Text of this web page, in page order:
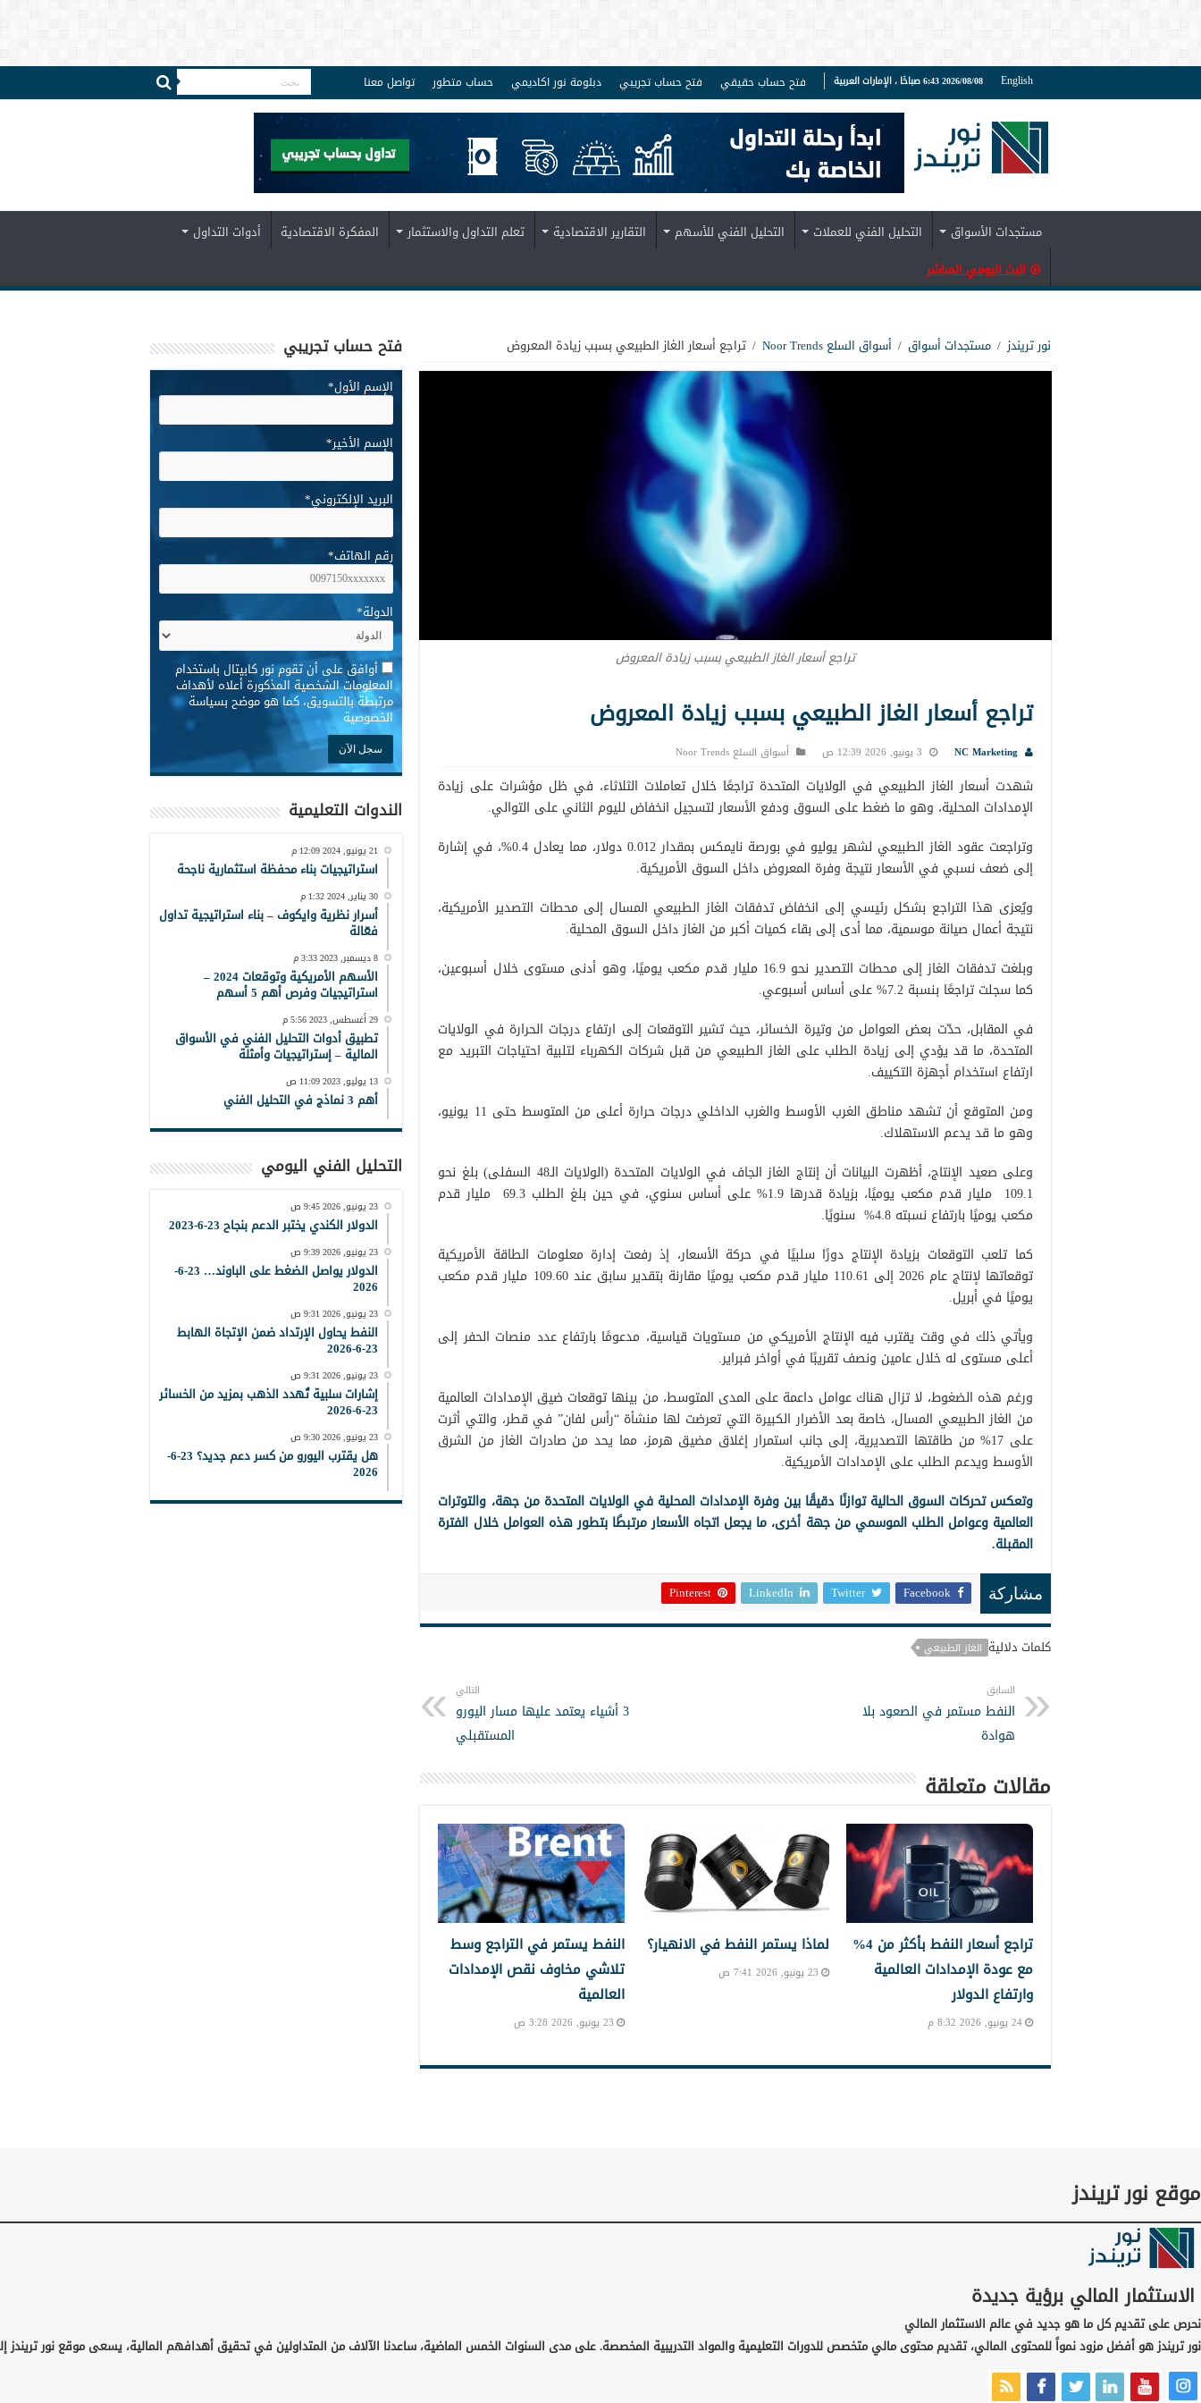
English 2026/08/08 6:43 صباحًا ، الإمارات العربية فتح حساب حقيقي فتح حساب تجريبي دبلومة نور اكاديمي حساب متطور تواصل معنا
مستجدات الأسواق التحليل الفني للعملات التحليل الفني للأسهم التقارير الاقتصادية تعلم التداول والاستثمار المفكرة الاقتصادية
أدوات التداول
البث اليومي المباشر
نور تريندز / مستجدات أسواق / أسواق السلع Noor Trends / تراجع أسعار الغاز الطبيعي بسبب زيادة المعروض
تراجع أسعار الغاز الطبيعي بسبب زيادة المعروض
تراجع أسعار الغاز الطبيعي بسبب زيادة المعروض
NC Marketing 3 يونيو, 2026 12:39 ص أسواق السلع Noor Trends
شهدت أسعار الغاز الطبيعي في الولايات المتحدة تراجعًا خلال تعاملات الثلاثاء، في ظل مؤشرات على زيادة
الإمدادات المحلية، وهو ما ضغط على السوق ودفع الأسعار لتسجيل انخفاض لليوم الثاني على التوالي.
وتراجعت عقود الغاز الطبيعي لشهر يوليو في بورصة نايمكس بمقدار 0.012 دولار، مما يعادل 0.4%، في إشارة
إلى ضعف نسبي في الأسعار نتيجة وفرة المعروض داخل السوق الأمريكية.
ويُعزى هذا التراجع بشكل رئيسي إلى انخفاض تدفقات الغاز الطبيعي المسال إلى محطات التصدير الأمريكية،
نتيجة أعمال صيانة موسمية، مما أدى إلى بقاء كميات أكبر من الغاز داخل السوق المحلية.
وبلغت تدفقات الغاز إلى محطات التصدير نحو 16.9 مليار قدم مكعب يوميًا، وهو أدنى مستوى خلال أسبوعين،
كما سجلت تراجعًا بنسبة 7.2% على أساس أسبوعي.
في المقابل، حدّت بعض العوامل من وتيرة الخسائر، حيث تشير التوقعات إلى ارتفاع درجات الحرارة في الولايات
المتحدة، ما قد يؤدي إلى زيادة الطلب على الغاز الطبيعي من قبل شركات الكهرباء لتلبية احتياجات التبريد مع
ارتفاع استخدام أجهزة التكييف.
ومن المتوقع أن تشهد مناطق الغرب الأوسط والغرب الداخلي درجات حرارة أعلى من المتوسط حتى 11 يونيو،
وهو ما قد يدعم الاستهلاك.
وعلى صعيد الإنتاج، أظهرت البيانات أن إنتاج الغاز الجاف في الولايات المتحدة (الولايات الـ48 السفلى) بلغ نحو
109.1 مليار قدم مكعب يوميًا، بزيادة قدرها 1.9% على أساس سنوي، في حين بلغ الطلب 69.3 مليار قدم
مكعب يوميًا بارتفاع نسبته 4.8% سنويًا.
كما تلعب التوقعات بزيادة الإنتاج دورًا سلبيًا في حركة الأسعار، إذ رفعت إدارة معلومات الطاقة الأمريكية
توقعاتها لإنتاج عام 2026 إلى 110.61 مليار قدم مكعب يوميًا مقارنة بتقدير سابق عند 109.60 مليار قدم مكعب
يوميًا في أبريل.
ويأتي ذلك في وقت يقترب فيه الإنتاج الأمريكي من مستويات قياسية، مدعومًا بارتفاع عدد منصات الحفر إلى
أعلى مستوى له خلال عامين ونصف تقريبًا في أواخر فبراير.
ورغم هذه الضغوط، لا تزال هناك عوامل داعمة على المدى المتوسط، من بينها توقعات ضيق الإمدادات العالمية
من الغاز الطبيعي المسال، خاصة بعد الأضرار الكبيرة التي تعرضت لها منشأة “رأس لفان” في قطر، والتي أثرت
على 17% من طاقتها التصديرية، إلى جانب استمرار إغلاق مضيق هرمز، مما يحد من صادرات الغاز من الشرق
الأوسط ويدعم الطلب على الإمدادات الأمريكية.
وتعكس تحركات السوق الحالية توازنًا دقيقًا بين وفرة الإمدادات المحلية في الولايات المتحدة من جهة، والتوترات
العالمية وعوامل الطلب الموسمي من جهة أخرى، ما يجعل اتجاه الأسعار مرتبطًا بتطور هذه العوامل خلال الفترة
المقبلة.
مشاركة Facebook
Twitter
LinkedIn
Pinterest
كلمات دلالية الغاز الطبيعي
السابق
النفط مستمر في الصعود بلا
هوادة
التالي
3 أشياء يعتمد عليها مسار اليورو
المستقبلي
مقالات متعلقة
تراجع أسعار النفط بأكثر من 4%
مع عودة الإمدادات العالمية
وارتفاع الدولار
24 يونيو, 2026 8:32 م
لماذا يستمر النفط في الانهيار؟
23 يونيو, 2026 7:41 ص
النفط يستمر في التراجع وسط
تلاشي مخاوف نقص الإمدادات
العالمية
23 يونيو, 2026 3:28 ص
فتح حساب تجريبي
الإسم الأول*
الإسم الأخير*
البريد الإلكتروني*
رقم الهاتف*
الدولة*
* أوافق على أن تقوم نور كابيتال باستخدام
المعلومات الشخصية المذكورة أعلاه لأهداف
مرتبطة بالتسويق، كما هو موضح بسياسة
الخصوصية
الندوات التعليمية
21 يونيو, 2024 12:09 م
استراتيجيات بناء محفظة استثمارية ناجحة
30 يناير, 2024 1:32 م
أسرار نظرية وايكوف – بناء استراتيجية تداول
فعّالة
8 ديسمبر, 2023 3:33 م
الأسهم الأمريكية وتوقعات 2024 –
استراتيجيات وفرص أهم 5 أسهم
29 أغسطس, 2023 5:56 م
تطبيق أدوات التحليل الفني في الأسواق
المالية – إستراتيجيات وأمثلة
13 يوليو, 2023 11:09 ص
أهم 3 نماذج في التحليل الفني
التحليل الفني اليومي
23 يونيو, 2026 9:45 ص
الدولار الكندي يختبر الدعم بنجاح 23-6-2023
23 يونيو, 2026 9:39 ص
الدولار يواصل الضغط على الباوند… 23-6-
2026
23 يونيو, 2026 9:31 ص
النفط يحاول الإرتداد ضمن الإتجاة الهابط
23-6-2026
23 يونيو, 2026 9:31 ص
إشارات سلبية تُهدد الذهب بمزيد من الخسائر
23-6-2026
23 يونيو, 2026 9:30 ص
هل يقترب اليورو من كسر دعم جديد؟ 23-6-
2026
موقع نور تريندز
الاستثمار المالي برؤية جديدة
نحرص على تقديم كل ما هو جديد في عالم الاستثمار المالي
نور تريندز هو أفضل مزود نمواً للمحتوى المالي، تقديم محتوى مالي متخصص للدورات التعليمية والمواد التدريبية المخصصة. على مدى السنوات الخمس الماضية، ساعدنا الآلاف من المتداولين في تحقيق أهدافهم المالية، يسعى موقع نور تريندز